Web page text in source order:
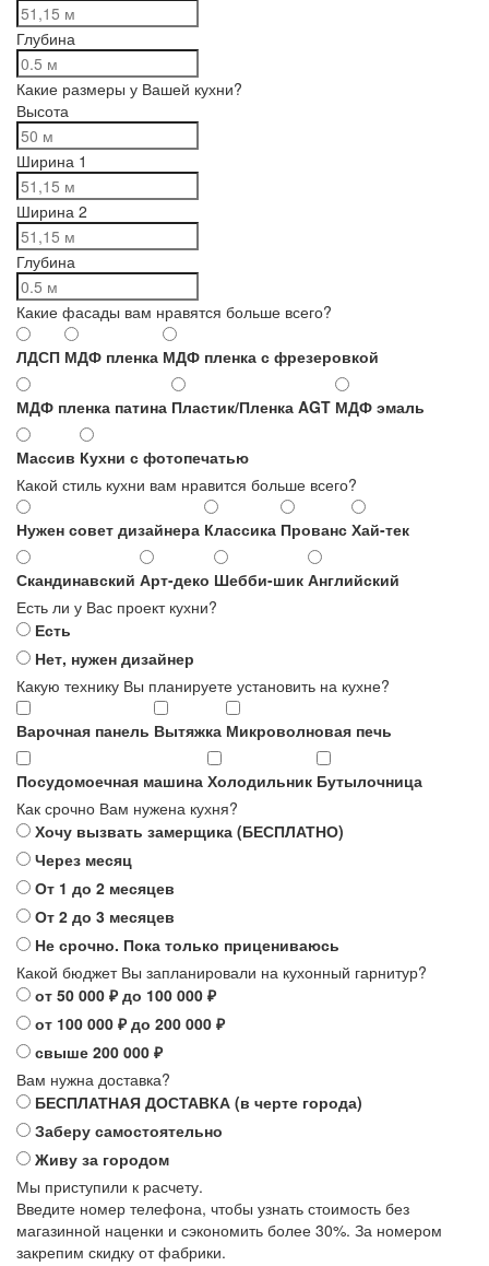
Глубина
Какие размеры у Вашей кухни?
Высота
Ширина 1
Ширина 2
Глубина
Какие фасады вам нравятся больше всего?
ЛДСП МДФ пленка МДФ пленка с фрезеровкой
МДФ пленка патина Пластик/Пленка AGT МДФ эмаль
Массив Кухни с фотопечатью
Какой стиль кухни вам нравится больше всего?
Нужен совет дизайнера Классика Прованс Хай-тек
Скандинавский Арт-деко Шебби-шик Английский
Есть ли у Вас проект кухни?
Есть
Нет, нужен дизайнер
Какую технику Вы планируете установить на кухне?
Варочная панель Вытяжка Микроволновая печь
Посудомоечная машина Холодильник Бутылочница
Как срочно Вам нужена кухня?
Хочу вызвать замерщика (БЕСПЛАТНО)
Через месяц
От 1 до 2 месяцев
От 2 до 3 месяцев
Не срочно. Пока только прицениваюсь
Какой бюджет Вы запланировали на кухонный гарнитур?
от 50 000 ₽ до 100 000 ₽
от 100 000 ₽ до 200 000 ₽
свыше 200 000 ₽
Вам нужна доставка?
БЕСПЛАТНАЯ ДОСТАВКА (в черте города)
Заберу самостоятельно
Живу за городом
Мы приступили к расчету.
Введите номер телефона, чтобы узнать стоимость без
магазинной наценки и сэкономить более 30%. За номером
закрепим скидку от фабрики.